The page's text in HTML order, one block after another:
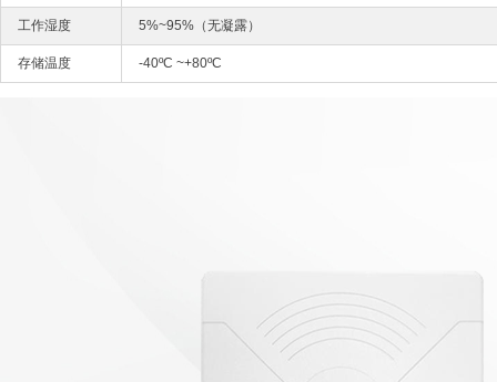
工作湿度 5%~95%（无凝露）
存储温度 -40ºC ~+80ºC